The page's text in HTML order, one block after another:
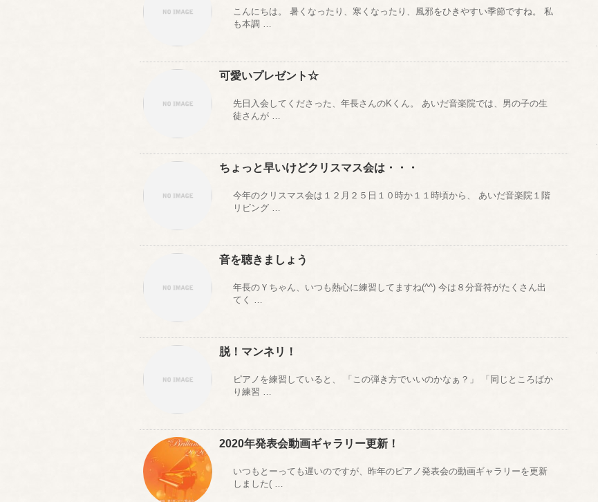
こんにちは。 暑くなったり、寒くなったり、風邪をひきやすい季節ですね。 私
も本調 …
可愛いプレゼント☆
先日入会してくださった、年長さんのKくん。 あいだ音楽院では、男の子の生
徒さんが …
ちょっと早いけどクリスマス会は・・・
今年のクリスマス会は１２月２５日１０時か１１時頃から、 あいだ音楽院１階
リビング …
音を聴きましょう
年長のＹちゃん、いつも熱心に練習してますね(^^) 今は８分音符がたくさん出
てく …
脱！マンネリ！
ピアノを練習していると、 「この弾き方でいいのかなぁ？」 「同じところばか
り練習 …
2020年発表会動画ギャラリー更新！
いつもとーっても遅いのですが、昨年のピアノ発表会の動画ギャラリーを更新
しました( …